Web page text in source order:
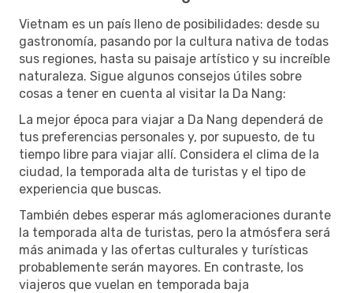
Vietnam es un país lleno de posibilidades: desde su
gastronomía, pasando por la cultura nativa de todas
sus regiones, hasta su paisaje artístico y su increíble
naturaleza. Sigue algunos consejos útiles sobre
cosas a tener en cuenta al visitar la Da Nang:
La mejor época para viajar a Da Nang dependerá de
tus preferencias personales y, por supuesto, de tu
tiempo libre para viajar allí. Considera el clima de la
ciudad, la temporada alta de turistas y el tipo de
experiencia que buscas.
También debes esperar más aglomeraciones durante
la temporada alta de turistas, pero la atmósfera será
más animada y las ofertas culturales y turísticas
probablemente serán mayores. En contraste, los
viajeros que vuelan en temporada baja